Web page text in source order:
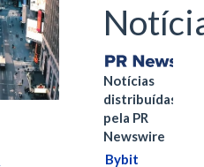
Notícias
distribuídas
pela PR
Newswire
Bybit